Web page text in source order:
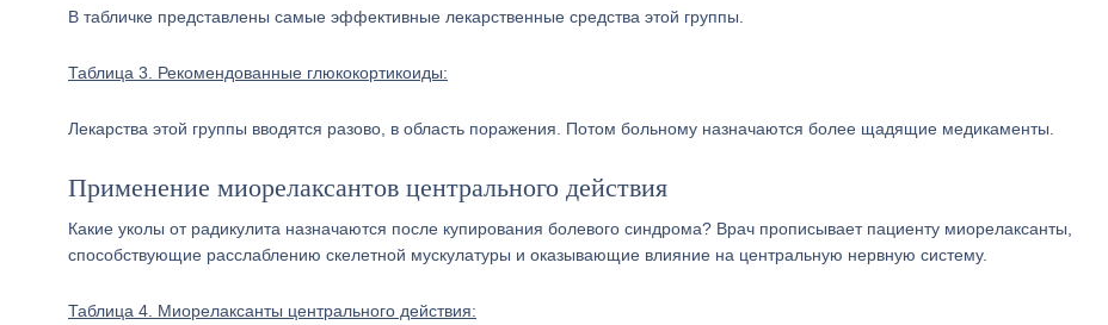
В табличке представлены самые эффективные лекарственные средства этой группы.
Таблица 3. Рекомендованные глюкокортикоиды:
Лекарства этой группы вводятся разово, в область поражения. Потом больному назначаются более щадящие медикаменты.
Применение миорелаксантов центрального действия
Какие уколы от радикулита назначаются после купирования болевого синдрома? Врач прописывает пациенту миорелаксанты,
способствующие расслаблению скелетной мускулатуры и оказывающие влияние на центральную нервную систему.
Таблица 4. Миорелаксанты центрального действия: